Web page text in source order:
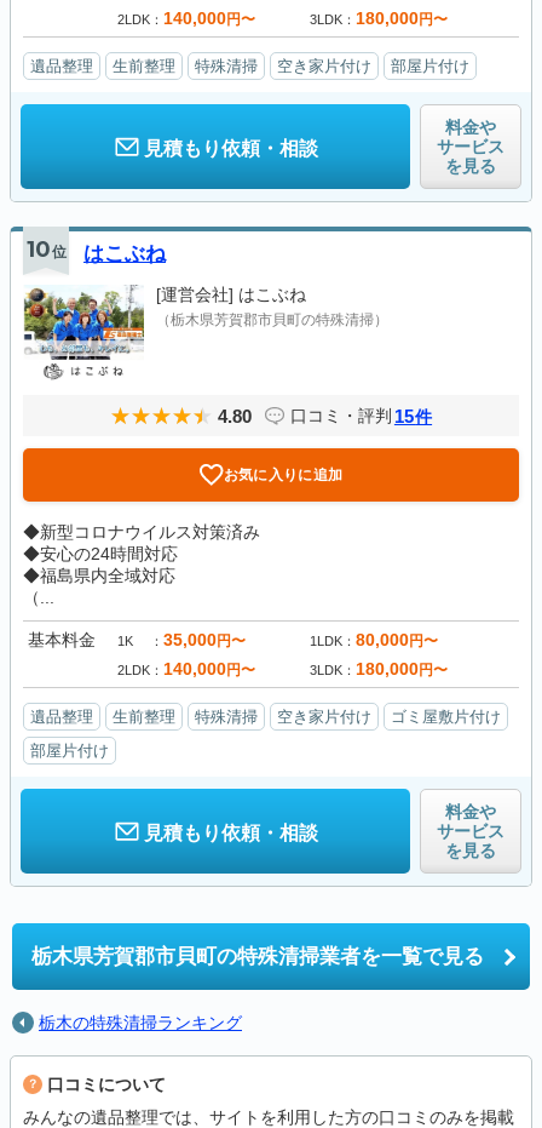
2LDK 140,000円〜 3LDK 180,000円〜
遺品整理 生前整理 特殊清掃 空き家片付け 部屋片付け
見積もり依頼・相談
料金や
サービス
を見る
10位 はこぶね
[運営会社] はこぶね
（栃木県芳賀郡市貝町の特殊清掃）
4.80 口コミ・評判 15件
お気に入りに追加
◆新型コロナウイルス対策済み
◆安心の24時間対応
◆福島県内全域対応
（...
基本料金 1K 35,000円〜 1LDK 80,000円〜
2LDK 140,000円〜 3LDK 180,000円〜
遺品整理 生前整理 特殊清掃 空き家片付け
ゴミ屋敷片付け
部屋片付け
見積もり依頼・相談
料金や
サービス
を見る
栃木県芳賀郡市貝町の特殊清掃業者を一覧で見る
栃木の特殊清掃ランキング
口コミについて
みんなの遺品整理では、サイトを利用した方の口コミのみを掲載